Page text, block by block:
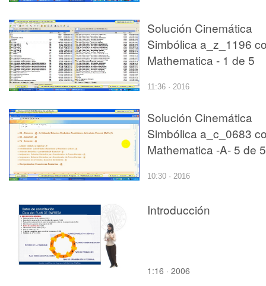
Solución Cinemática
Simbólica a_z_1196
Mathematica - 1 de 5
11:36 · 2016
Solución Cinemática
Simbólica a_c_0683
Mathematica -A- 5 de 5
10:30 · 2016
Introducción
1:16 · 2006